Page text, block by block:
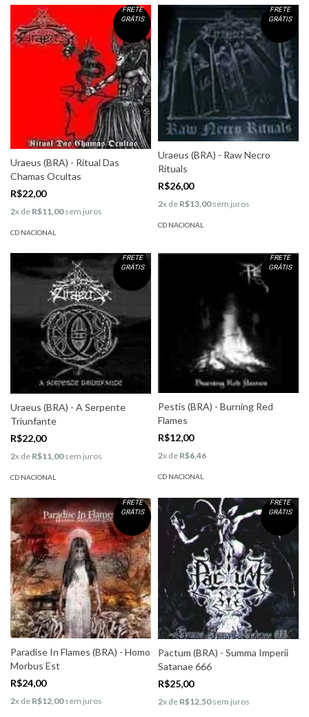
FRETE
GRÁTIS
Uraeus (BRA) - Ritual Das
Chamas Ocultas
R$22,00
2x de R$11,00sem juros
CD NACIONAL
FRETE
GRÁTIS
Uraeus (BRA) - Raw Necro
Rituals
R$26,00
2x de R$13,00sem juros
CD NACIONAL
FRETE
GRÁTIS
Uraeus (BRA) - A Serpente
Triunfante
R$22,00
2x de R$11,00sem juros
CD NACIONAL
FRETE
GRÁTIS
Pestis (BRA) - Burning Red
Flames
R$12,00
2x de R$6,46
CD NACIONAL
FRETE
GRÁTIS
Paradise In Flames (BRA) - Homo
Morbus Est
R$24,00
2x de R$12,00sem juros
FRETE
GRÁTIS
Pactum (BRA) - Summa Imperii
Satanae 666
R$25,00
2x de R$12,50sem juros